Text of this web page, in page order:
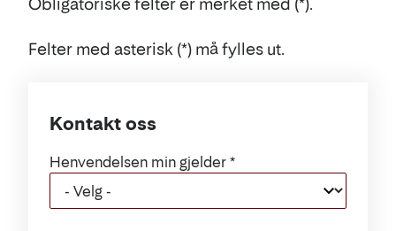
Obligatoriske felter er merket med (*).
Felter med asterisk (*) må fylles ut.
Kontakt oss
Henvendelsen min gjelder